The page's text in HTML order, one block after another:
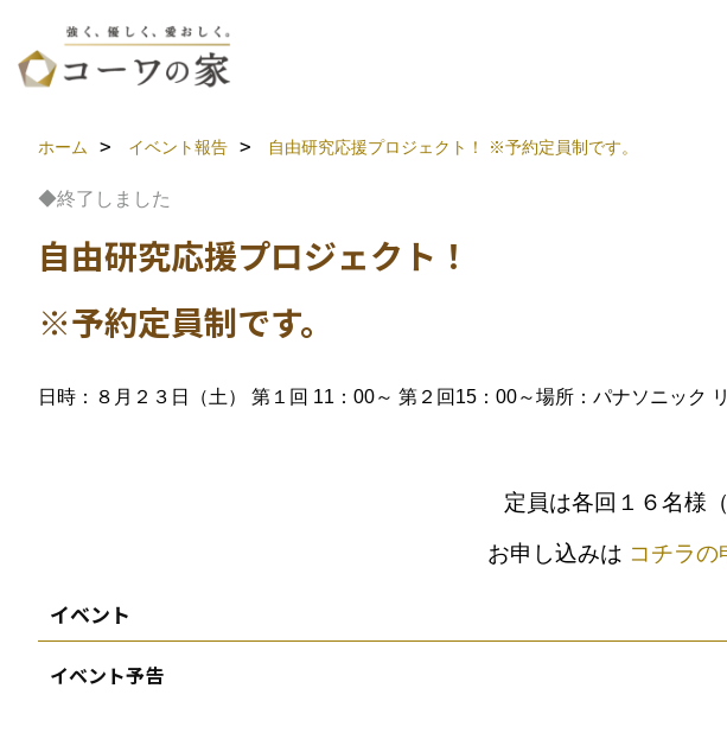
ホーム イベント報告 自由研究応援プロジェクト！ ※予約定員制です。
◆終了しました
自由研究応援プロジェクト！
※予約定員制です。
日時：８月２３日（土） 第１回 11：00～ 第２回15：00～場所：パナソニック
定員は各回１６名様
お申し込みは コチラの
イベント
イベント予告